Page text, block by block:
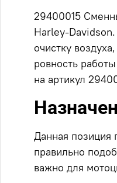
29400015
Harley-
очистку
ровность
на артикул
Данная позиция
правильно
важно для